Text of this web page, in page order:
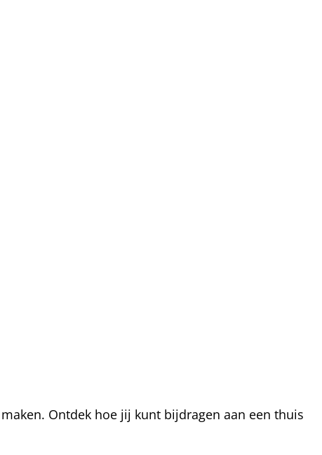
Ontdek hoe jij kunt bijdragen aan een thuis